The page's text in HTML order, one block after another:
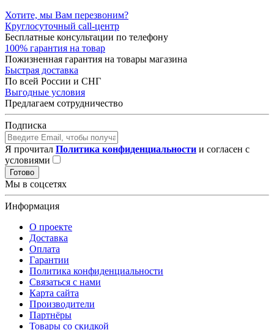
Хотите, мы Вам перезвоним?
Круглосуточный call-центр
Бесплатные консультации по телефону
100% гарантия на товар
Пожизненная гарантия на товары магазина
Быстрая доставка
По всей России и СНГ
Выгодные условия
Предлагаем сотрудничество
Подписка
Я прочитал Политика конфиденциальности и согласен с
условиями
Готово
Мы в соцсетях
Информация
О проекте
Доставка
Оплата
Гарантии
Политика конфиденциальности
Связаться с нами
Карта сайта
Производители
Партнёры
Товары со скидкой